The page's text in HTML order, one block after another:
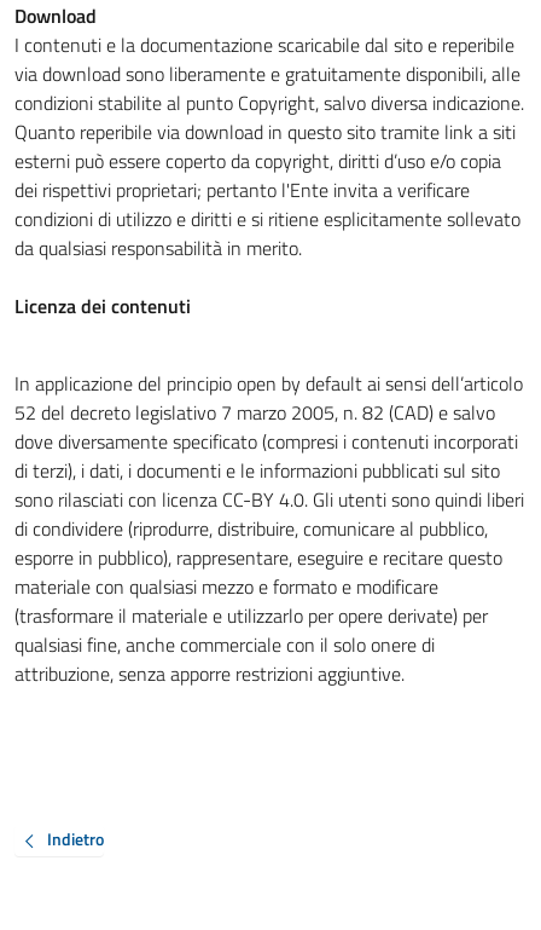
Download
I contenuti e la documentazione scaricabile dal sito e reperibile
via download sono liberamente e gratuitamente disponibili, alle
condizioni stabilite al punto Copyright, salvo diversa indicazione.
Quanto reperibile via download in questo sito tramite link a siti
esterni può essere coperto da copyright, diritti d’uso e/o copia
dei rispettivi proprietari; pertanto l'Ente invita a verificare
condizioni di utilizzo e diritti e si ritiene esplicitamente sollevato
da qualsiasi responsabilità in merito.
Licenza dei contenuti
In applicazione del principio open by default ai sensi dell’articolo
52 del decreto legislativo 7 marzo 2005, n. 82 (CAD) e salvo
dove diversamente specificato (compresi i contenuti incorporati
di terzi), i dati, i documenti e le informazioni pubblicati sul sito
sono rilasciati con licenza CC-BY 4.0. Gli utenti sono quindi liberi
di condividere (riprodurre, distribuire, comunicare al pubblico,
esporre in pubblico), rappresentare, eseguire e recitare questo
materiale con qualsiasi mezzo e formato e modificare
(trasformare il materiale e utilizzarlo per opere derivate) per
qualsiasi fine, anche commerciale con il solo onere di
attribuzione, senza apporre restrizioni aggiuntive.
Indietro